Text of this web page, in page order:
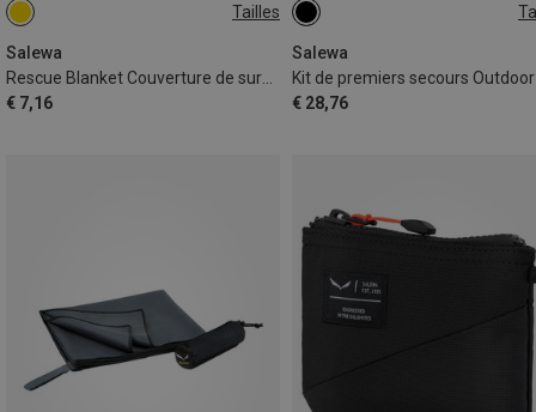
Tailles
Salewa
€ 7,16
ONE SIZE
Salewa
Kit de premiers secours Outdoor
€ 28,76
ONE SIZE